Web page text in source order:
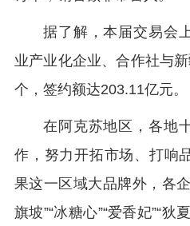
据了解，本届交易会
业产业化企业、合作社与
个，签约额达203.11亿元。
在阿克苏地区，各地
作，努力开拓市场、打响
果这一区域大品牌外，各
旗坡”“冰糖心”“爱香妃”“狄